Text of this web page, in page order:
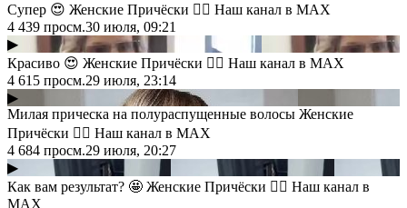
Супер 😍 Женские Причёски 💇‍♀️ Наш канал в MAX
4 439 просм.30 июля, 09:21
▶
Красиво 😍 Женские Причёски 💇‍♀️ Наш канал в MAX
4 615 просм.29 июля, 23:14
▶
Милая прическа на полураспущенные волосы Женские
Причёски 💇‍♀️ Наш канал в MAX
4 684 просм.29 июля, 20:27
▶
Как вам результат? 🤩 Женские Причёски 💇‍♀️ Наш канал в
MAX